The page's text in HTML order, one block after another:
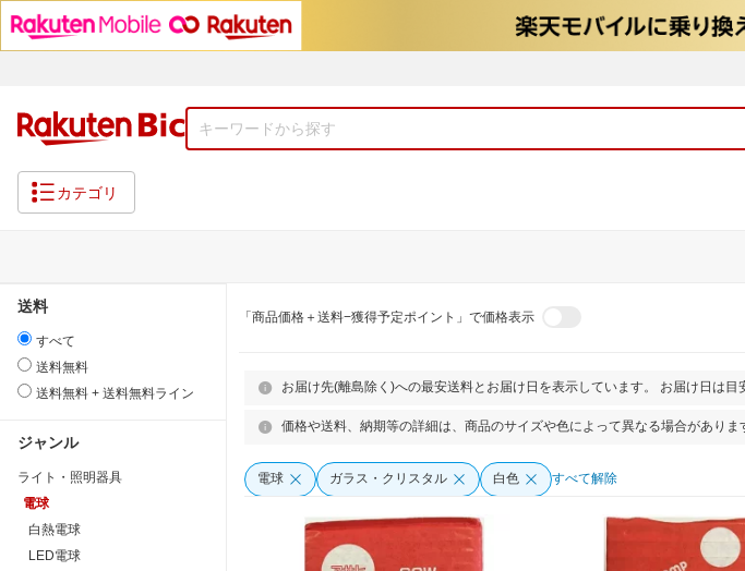
カテゴリ
送料
すべて
送料無料
送料無料 + 送料無料ライン
ジャンル
ライト・照明器具
電球
白熱電球
LED電球
「商品価格＋送料−獲得予定ポイント」で価格表示
お届け先(離島除く)への最安送料とお届け日を表示しています。 お届け日は目
価格や送料、納期等の詳細は、商品のサイズや色によって異なる場合がありま
電球 ガラス・クリスタル 白色 すべて解除